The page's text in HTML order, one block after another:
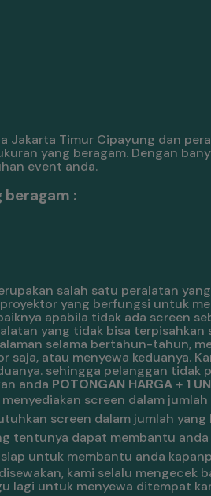
Jakarta Timur Cipayung dan
yang beragam. Dengan
event anda.
beragam :
salah satu peralatan
yang berfungsi untuk
apabila tidak ada screen
yang tidak bisa terpisahkan
selama bertahun-tahun,
atau menyewa keduanya.
sehingga pelanggan tidak
anda POTONGAN HARGA + 1
screen dalam
screen dalam jumlah yang
tentunya dapat membantu
untuk membantu anda
kami selalu mengecek
lagi untuk menyewa ditempat